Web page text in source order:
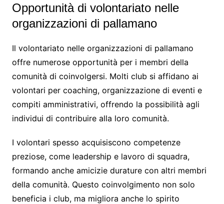
Opportunità di volontariato nelle
organizzazioni di pallamano
Il volontariato nelle organizzazioni di pallamano
offre numerose opportunità per i membri della
comunità di coinvolgersi. Molti club si affidano ai
volontari per coaching, organizzazione di eventi e
compiti amministrativi, offrendo la possibilità agli
individui di contribuire alla loro comunità.
I volontari spesso acquisiscono competenze
preziose, come leadership e lavoro di squadra,
formando anche amicizie durature con altri membri
della comunità. Questo coinvolgimento non solo
beneficia i club, ma migliora anche lo spirito